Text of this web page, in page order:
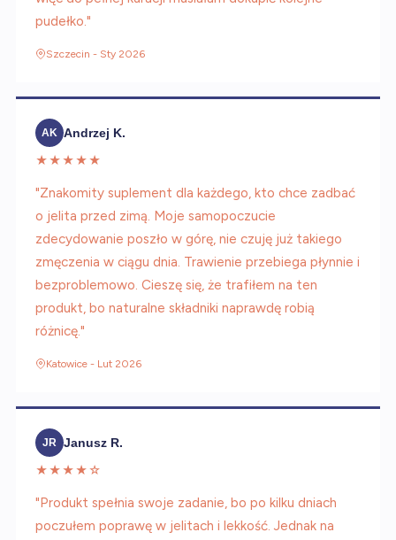
pudełko."
Szczecin - Sty 2026
AK Andrzej K.
★★★★★
"Znakomity suplement dla każdego, kto chce zadbać
o jelita przed zimą. Moje samopoczucie
zdecydowanie poszło w górę, nie czuję już takiego
zmęczenia w ciągu dnia. Trawienie przebiega płynnie i
bezproblemowo. Cieszę się, że trafiłem na ten
produkt, bo naturalne składniki naprawdę robią
różnicę."
Katowice - Lut 2026
JR
Janusz R.
★★★★☆
"Produkt spełnia swoje zadanie, bo po kilku dniach
poczułem poprawę w jelitach i lekkość. Jednak na